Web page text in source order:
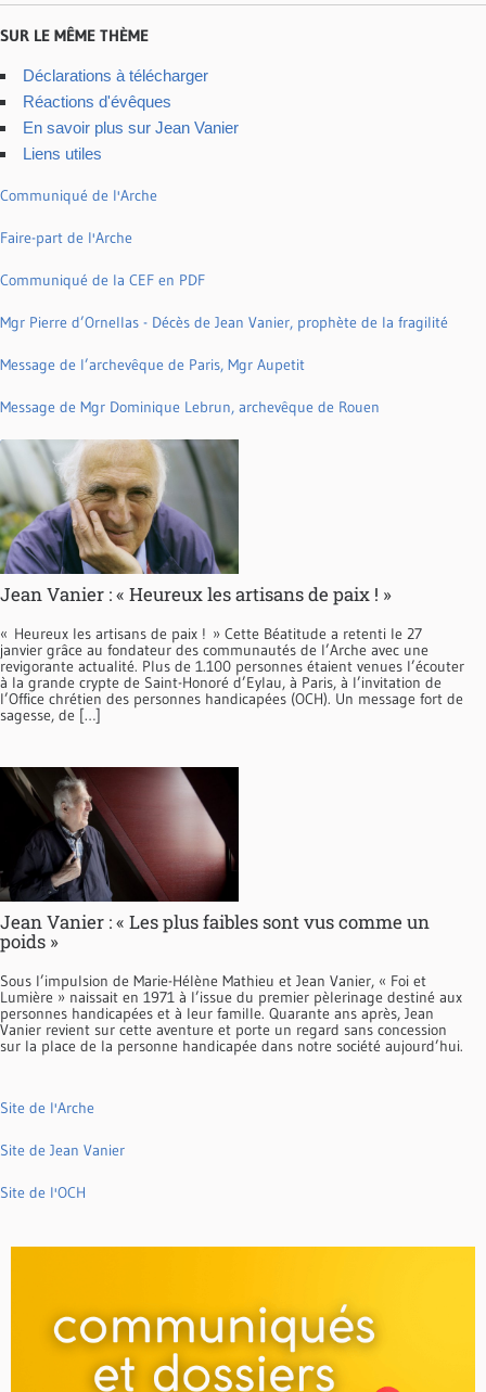
SUR LE MÊME THÈME
Déclarations à télécharger
Réactions d'évêques
En savoir plus sur Jean Vanier
Liens utiles
Communiqué de l'Arche
Faire-part de l'Arche
Communiqué de la CEF en PDF
Mgr Pierre d’Ornellas - Décès de Jean Vanier, prophète de la fragilité
Message de l’archevêque de Paris, Mgr Aupetit
Message de Mgr Dominique Lebrun, archevêque de Rouen
Jean Vanier : « Heureux les artisans de paix ! »
« Heureux les artisans de paix ! » Cette Béatitude a retenti le 27
janvier grâce au fondateur des communautés de l’Arche avec une
revigorante actualité. Plus de 1.100 personnes étaient venues l’écouter
à la grande crypte de Saint-Honoré d’Eylau, à Paris, à l’invitation de
l’Office chrétien des personnes handicapées (OCH). Un message fort de
sagesse, de […]
Jean Vanier : « Les plus faibles sont vus comme un
poids »
Sous l’impulsion de Marie-Hélène Mathieu et Jean Vanier, « Foi et
Lumière » naissait en 1971 à l’issue du premier pèlerinage destiné aux
personnes handicapées et à leur famille. Quarante ans après, Jean
Vanier revient sur cette aventure et porte un regard sans concession
sur la place de la personne handicapée dans notre société aujourd’hui.
Site de l'Arche
Site de Jean Vanier
Site de l'OCH